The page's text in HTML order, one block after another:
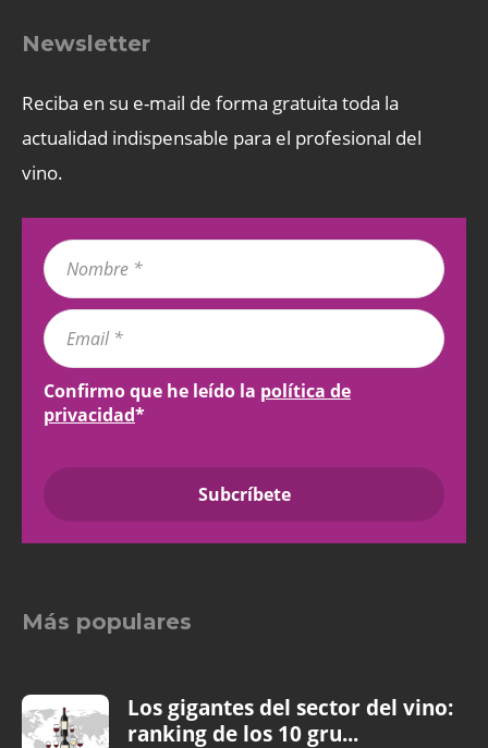
Newsletter
Reciba en su e-mail de forma gratuita toda la
actualidad indispensable para el profesional del
vino.
Confirmo que he leído la política de
privacidad*
Más populares
Los gigantes del sector del vino:
ranking de los 10 gru...